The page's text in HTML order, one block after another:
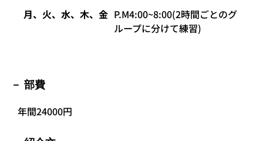
月、火、水、木、金 P.M4:00~8:00(2時間ごとのグ
ループに分けて練習)
部費
年間24000円